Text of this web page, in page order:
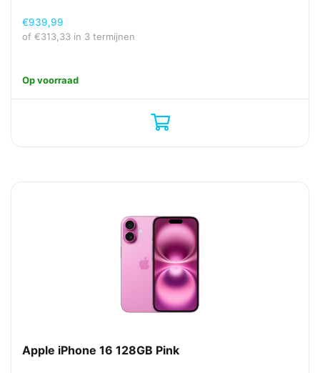
€939,99
of €313,33 in 3 termijnen
Op voorraad
Apple iPhone 16 128GB Pink